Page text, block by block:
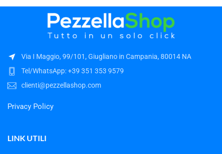
Via I Maggio, 99/101, Giugliano in Campania, 80014 NA
Tel/WhatsApp: +39 351 353 9579
clienti@pezzellashop.com
Privacy Policy
LINK UTILI